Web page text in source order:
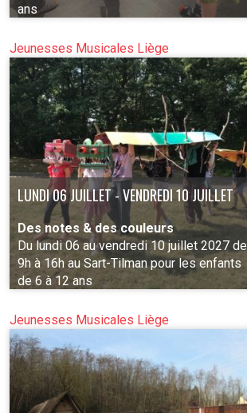
ans
PLUS D'INFO
Jeunesses Musicales Liège
LUNDI 06 JUILLET - VENDREDI 10 JUILLET
Des notes & des couleurs
Du lundi 06 au vendredi 10 juillet 2027 de
9h à 16h au Sart-Tilman pour les enfants
de 6 à 12 ans
PLUS D'INFO
Jeunesses Musicales Liège